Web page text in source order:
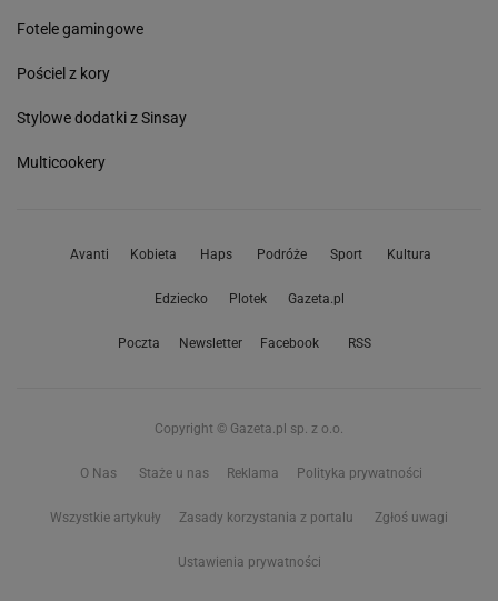
Fotele gamingowe
Pościel z kory
Stylowe dodatki z Sinsay
Multicookery
Avanti Kobieta Haps Podróże Sport Kultura
Edziecko Plotek Gazeta.pl
Poczta Newsletter Facebook RSS
Copyright © Gazeta.pl sp. z o.o.
O Nas Staże u nas Reklama Polityka prywatności
Wszystkie artykuły Zasady korzystania z portalu Zgłoś uwagi
Ustawienia prywatności